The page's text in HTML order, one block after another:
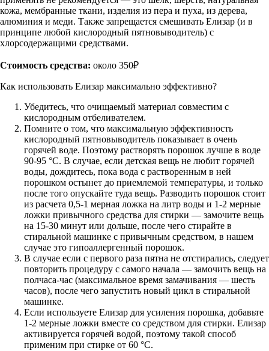
кожа, мембранные ткани, изделия из пера и пуха, из дерева,
алюминия и меди. Также запрещается смешивать Елизар (и в
принципе любой кислородный пятновыводитель) с
хлорсодержащими средствами.
Стоимость средства: около 350₽
Как использовать Елизар максимально эффективно?
Убедитесь, что очищаемый материал совместим с
кислородным отбеливателем.
Помните о том, что максимальную эффективность
кислородный пятновыводитель показывает в очень
горячей воде. Поэтому растворять порошок лучше в воде
90-95 °С. В случае, если детская вещь не любит горячей
воды, дождитесь, пока вода с растворенным в ней
порошком остынет до приемлемой температуры, и только
после того опускайте туда вещь. Разводить порошок стоит
из расчета 0,5-1 мерная ложка на литр воды и 1-2 мерные
ложки привычного средства для стирки — замочите вещь
на 15-30 минут или дольше, после чего стирайте в
стиральной машинке с привычным средством, в нашем
случае это гипоаллергенный порошок.
В случае если с первого раза пятна не отстирались, следует
повторить процедуру с самого начала — замочить вещь на
полчаса-час (максимальное время замачивания — шесть
часов), после чего запустить новый цикл в стиральной
машинке.
Если используете Елизар для усиления порошка, добавьте
1-2 мерные ложки вместе со средством для стирки. Елизар
активируется горячей водой, поэтому такой способ
применим при стирке от 60 °С.